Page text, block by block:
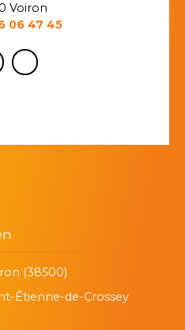
Voiron
06 47 45
(38500)
Étienne-de-Crossey